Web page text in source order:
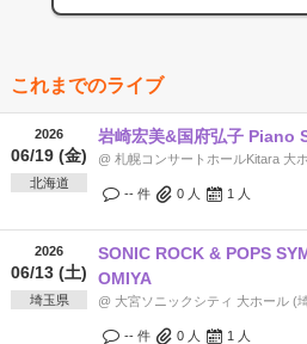
これまでのライブ
2026
06/19 (金)
北海道
岩崎宏美&国府弘子 Piano
@ 札幌コンサートホールKitara 大
-- 件 0 人 1 人
2026
06/13 (土)
埼玉県
SONIC ROCK & POPS
OMIYA
@ 大宮ソニックシティ 大ホール (
-- 件 0 人 1 人